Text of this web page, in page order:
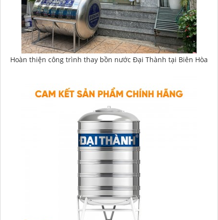
Hoàn thiện công trình thay bồn nước Đại Thành tại Biên Hòa